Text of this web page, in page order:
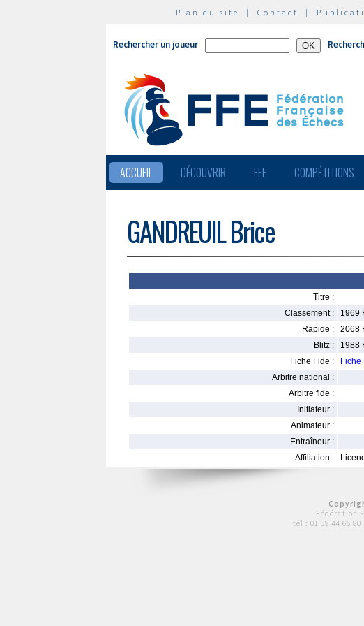
Plan du site | Contact |
Rechercher un joueur
ACCUEIL DÉCOUVRIR FFE COMPÉTITIONS
GANDREUIL Brice
Titre :
Classement :
1969
Rapide :
2068
Blitz :
1988
Fiche Fide :
Fiche
Arbitre national :
Arbitre fide :
Initiateur :
Animateur :
Entraîneur :
Affiliation :
Fédération
tél : 01 39 44 65 80